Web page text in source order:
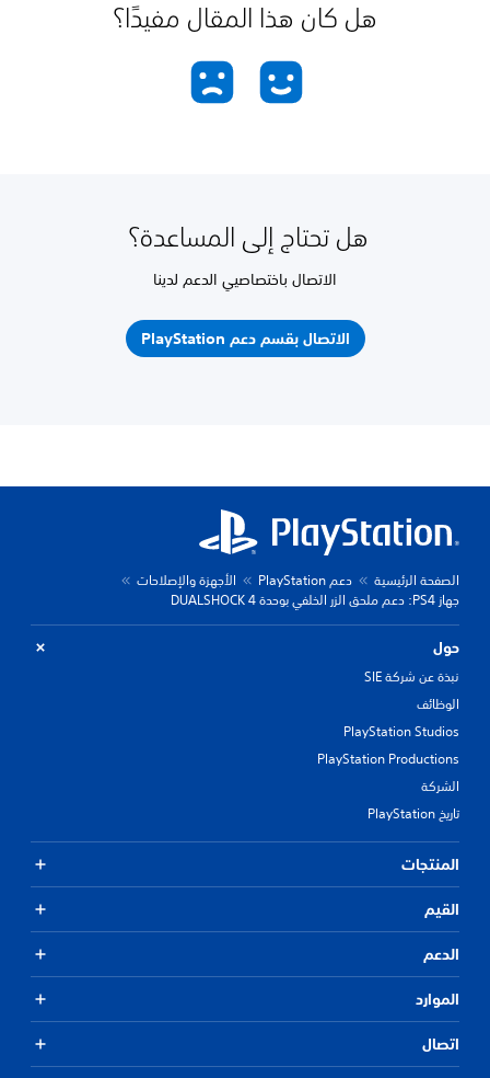
هل كان هذا المقال مفيدًا؟
هل تحتاج إلى المساعدة؟
الاتصال باختصاصيي الدعم لدينا
الاتصال بقسم دعم PlayStation
الصفحة الرئيسية دعم PlayStation
الأجهزة والإصلاحات
جهاز PS4: دعم ملحق الزر الخلفي بوحدة DUALSHOCK 4
حول
نبذة عن شركة SIE
الوظائف
PlayStation Studios
PlayStation Productions
الشركة
تاريخ PlayStation
المنتجات
القيم
الدعم
الموارد
اتصال